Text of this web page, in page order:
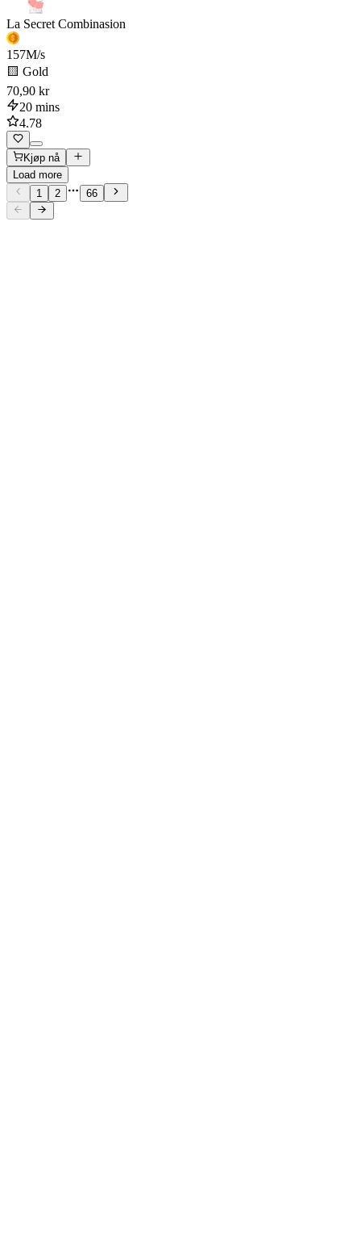
La Secret Combinasion
157M/s
🟨 Gold
70,90 kr
20 mins
4.78
Kjøp nå
Load more
1
2 66